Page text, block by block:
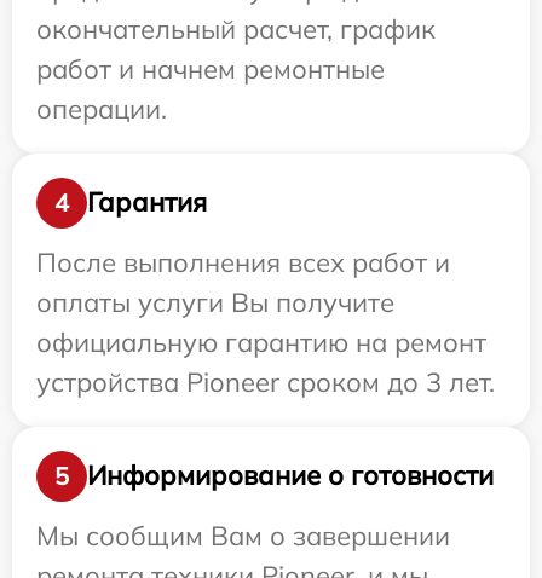
окончательный расчет, график
работ и начнем ремонтные
операции.
4
Гарантия
После выполнения всех работ и
оплаты услуги Вы получите
официальную гарантию на ремонт
устройства Pioneer сроком до 3 лет.
5
Информирование о готовности
Мы сообщим Вам о завершении